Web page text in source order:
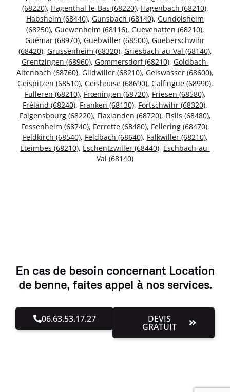
(68220), Hagenthal-le-Bas (68220), Hagenbach (68210),
Habsheim (68440), Gunsbach (68140), Gundolsheim
(68250), Guewenheim (68116), Guevenatten (68210),
Guémar (68970), Guebwiller (68500), Gueberschwihr
(68420), Grussenheim (68320), Griesbach-au-Val (68140),
Grentzingen (68960), Gommersdorf (68210), Goldbach-
Altenbach (68760), Gildwiller (68210), Geiswasser (68600),
Geispitzen (68510), Geishouse (68690), Galfingue (68990),
Fulleren (68210), Frœningen (68720), Friesen (68580),
Fréland (68240), Franken (68130), Fortschwihr (68320),
Folgensbourg (68220), Flaxlanden (68720), Fislis (68480),
Fessenheim (68740), Ferrette (68480), Fellering (68470),
Feldkirch (68540), Feldbach (68640), Falkwiller (68210),
Eteimbes (68210), Eschentzwiller (68440), Eschbach-au-
Val (68140)
En cas de besoin concernant Location
de benne, faites appel à nos services.
06.63.53.17.27 DEVIS
GRATUIT